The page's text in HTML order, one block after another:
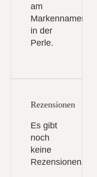
am
Markennamen
in der
Perle.
Rezensionen
Es gibt
noch
keine
Rezensionen.